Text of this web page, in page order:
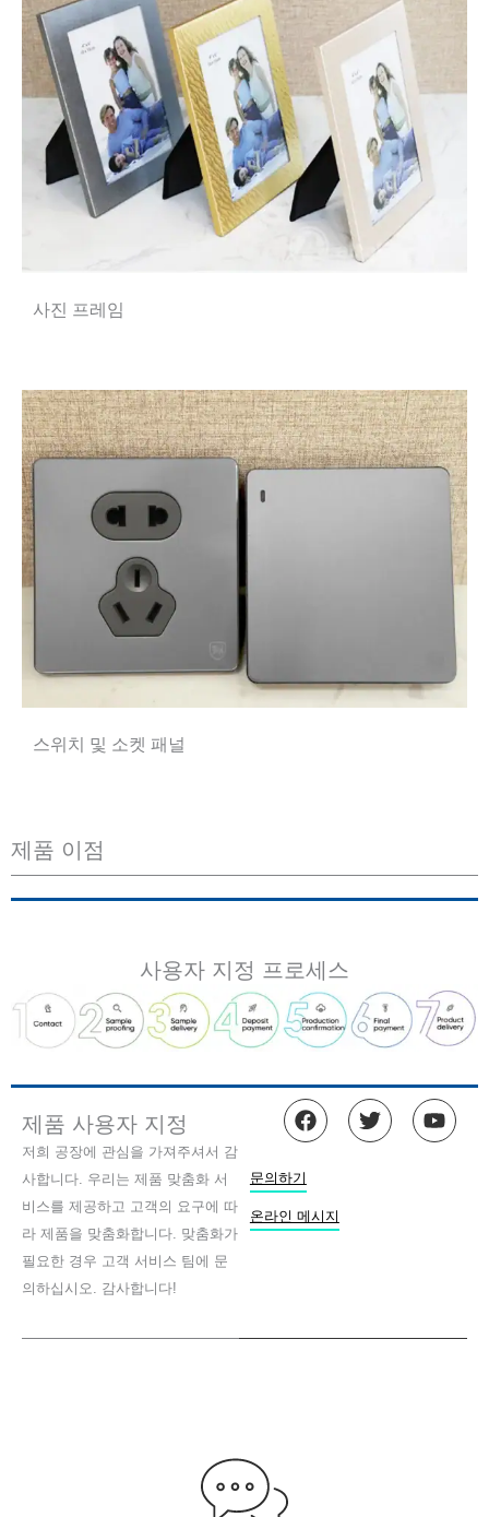
사진 프레임
스위치 및 소켓 패널
제품 이점
사용자 지정 프로세스
제품 사용자 지정
저희 공장에 관심을 가져주셔서 감
사합니다. 우리는 제품 맞춤화 서
비스를 제공하고 고객의 요구에 따
라 제품을 맞춤화합니다. 맞춤화가
필요한 경우 고객 서비스 팀에 문
의하십시오. 감사합니다!
F
a
e
b
o
트
위
유
튜
문의하기
온라인 메시지